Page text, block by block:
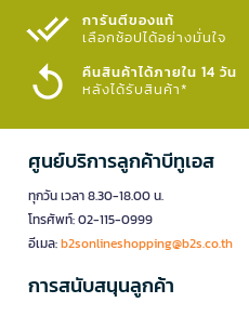
การันตีของแท้
เลือกช้อปได้อย่างมั่นใจ​
คืนสินค้าได้ภายใน 14 วัน
หลังได้รับสินค้า*
ศูนย์บริการลูกค้าบีทูเอส
ทุกวัน เวลา 8.30-18.00 น.
โทรศัพท์: 02-115-0999
อีเมล:b2sonlineshopping@b2s.co.th
การสนับสนุนลูกค้า